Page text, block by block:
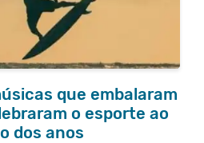
que embalaram
o esporte ao
dos anos